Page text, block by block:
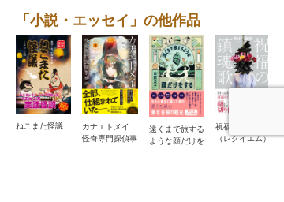
「小説・エッセイ」の他作品
ねこまた怪議
カナエトメイ
怪奇専門探偵事
遠くまで旅する
ような顔だけを
祝福の鎮魂歌
（レクイエム）